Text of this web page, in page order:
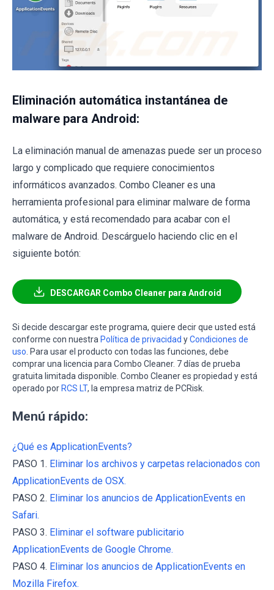
Eliminación automática instantánea de
malware para Android:
La eliminación manual de amenazas puede ser un proceso
largo y complicado que requiere conocimientos
informáticos avanzados. Combo Cleaner es una
herramienta profesional para eliminar malware de forma
automática, y está recomendado para acabar con el
malware de Android. Descárguelo haciendo clic en el
siguiente botón:
DESCARGAR Combo Cleaner para Android
Si decide descargar este programa, quiere decir que usted está
conforme con nuestra Política de privacidad yCondiciones de
uso . Para usar el producto con todas las funciones, debe
comprar una licencia para Combo Cleaner. 7 días de prueba
gratuita limitada disponible. Combo Cleaner es propiedad y está
operado porRCS LT, la empresa matriz de PCRisk.
Menú rápido:
¿Qué es ApplicationEvents?
PASO 1. Eliminar los archivos y carpetas relacionados con
ApplicationEvents de OSX.
PASO 2. Eliminar los anuncios de ApplicationEvents en
Safari.
PASO 3. Eliminar el software publicitario
ApplicationEvents de Google Chrome.
PASO 4. Eliminar los anuncios de ApplicationEvents en
Mozilla Firefox.